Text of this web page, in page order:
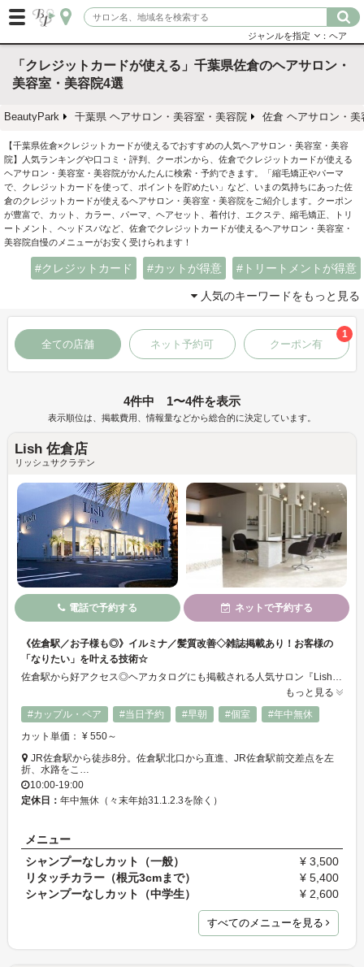
ジャンルを指定 ：ヘア
「クレジットカードが使える」千葉県佐倉のヘアサロン・
美容室・美容院4選
BeautyPark 千葉県 ヘアサロン・美容室・美容院 佐倉 ヘアサロン・美
【千葉県佐倉×クレジットカードが使えるでおすすめの人気ヘアサロン・美容室・美容
院】人気ランキングや口コミ・評判、クーポンから、佐倉でクレジットカードが使える
ヘアサロン・美容室・美容院がかんたんに検索・予約できます。「縮毛矯正やパーマ
で、クレジットカードを使って、ポイントを貯めたい」など、いまの気持ちにあった佐
倉のクレジットカードが使えるヘアサロン・美容室・美容院をご紹介します。クーポン
が豊富で、カット、カラー、パーマ、ヘアセット、着付け、エクステ、縮毛矯正、トリ
ートメント、ヘッドスパなど、佐倉でクレジットカードが使えるヘアサロン・美容室・
美容院自慢のメニューがお安く受けられます！
クレジットカード カットが得意 トリートメントが得意
人気のキーワードをもっと見る
全ての店舗 ネット予約可 クーポン有
1
4件中 1〜4件を表示
表示順位は、掲載費用、情報量などから総合的に決定しています。
Lish 佐倉店
リッシュサクラテン
電話で予約する ネットで予約する
《佐倉駅／お子様も◎》イルミナ／髪質改善◇雑誌掲載あり！お客様の
「なりたい」を叶える技術☆
佐倉駅から好アクセス◎ヘアカタログにも掲載される人気サロン『Lish』が新店舗をオープン！リゾート調の癒し空間☆彡キッズスペース完備でママさんのご利用も大歓迎♪高いカット技術と豊富なメニューでお客様の「なりたい」理想のスタイルを叶えます！再現性の高いスタイルはもちろん、TOKIOトリートメントやダメージを抑えたトレンドカラーでツヤツヤの美髪に♪
もっと見る
#カップル・ペア
#当日予約 #早朝 #個室
#年中無休
カット単価： ¥ 550～
JR佐倉駅から徒歩8分。佐倉駅北口から直進、JR佐倉駅前交差点を左
折、水路をこ…
10:00-19:00
定休日： 年中無休（々末年始31.1.2.3を除く）
メニュー
シャンプーなしカット（一般）
¥ 3,500
リタッチカラー（根元3cmまで）
¥ 5,400
シャンプーなしカット（中学生）
¥ 2,600
すべてのメニューを見る